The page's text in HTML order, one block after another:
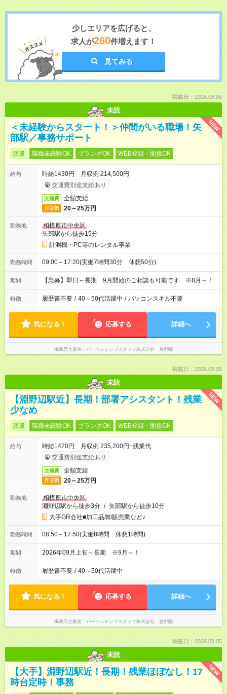
少しエリアを広げると、
求人が260件増えます！
見てみる
掲載日：2026.08.05
未読
NEW
＜未経験からスタート！＞仲間がいる職場！矢
部駅／事務サポート
派遣 職種未経験OK ブランクOK WEB登録・面接OK
給与
時給1430円 月収例 214,500円
交通費別途支給あり
交通費 全額支給
月収例 20～25万円
勤務地
相模原市中央区
矢部駅から徒歩15分
計測機・PC等のレンタル事業
勤務時間 09:00～17:20(実働7時間30分 休憩50分)
期間 【急募】即日～長期 9月開始のご相談も可能です ※8月～！
特徴 履歴書不要 / 40～50代活躍中 / パソコンスキル不要
気になる！ 応募する 詳細へ
掲載元企業名 パーソルテンプスタッフ株式会社 首都圏
掲載日：2026.08.05
未読
NEW
【淵野辺駅近】長期！部署アシスタント！残業
少なめ
派遣 職種未経験OK ブランクOK WEB登録・面接OK
給与
時給1470円 月収例 235,200円+残業代
交通費別途支給あり
交通費 全額支給
月収例 20～25万円
勤務地
相模原市中央区
淵野辺駅から徒歩3分 / 矢部駅から徒歩10分
大手GR会社■加工品/卸販売業など♪
勤務時間 08:50～17:50(実働8時間 休憩1時間)
期間 2026年09月上旬～長期 ※9月～！
特徴 履歴書不要 / 40～50代活躍中
気になる！ 応募する 詳細へ
掲載元企業名 パーソルテンプスタッフ株式会社 首都圏
掲載日：2026.08.05
未読
NEW
【大手】淵野辺駅近！長期！残業ほぼなし！17
時台定時！事務